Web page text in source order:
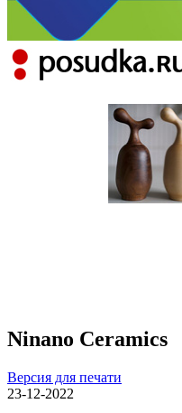
Ninano Ceramics
Версия для печати
23-12-2022